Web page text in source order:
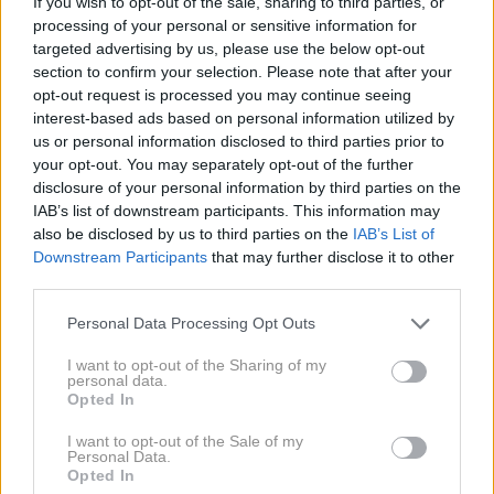
processing of your personal or sensitive information for
targeted advertising by us, please use the below opt-out
section to confirm your selection. Please note that after your
opt-out request is processed you may continue seeing
interest-based ads based on personal information utilized by
us or personal information disclosed to third parties prior to
your opt-out. You may separately opt-out of the further
disclosure of your personal information by third parties on the
IAB’s list of downstream participants. This information may
also be disclosed by us to third parties on the IAB’s List of
Downstream Participants that may further disclose it to other
Please note that this website/app uses one or more Google
not limited to your visit or usage behaviour. You may click to
grant or deny consent to Google and its third-party tags to
use your data for below specified purposes in below Google
consent section.
Personal Data Processing Opt Outs
I want to opt-out of the Sharing of my
personal data.
Opted In
I want to opt-out of the Sale of my
Personal Data.
Opted In
Barovič išče ljudi, ki bi v Turčijo odpeljalianhidrid
ocetno kislino, nazaj pa naj bi pripeljali kar 200
kilogramov heroina. Preiskava je kasneje pokazala, da
se skupina okoli Baroviča ukvarja predvsem s
kokainom.
2 / 3